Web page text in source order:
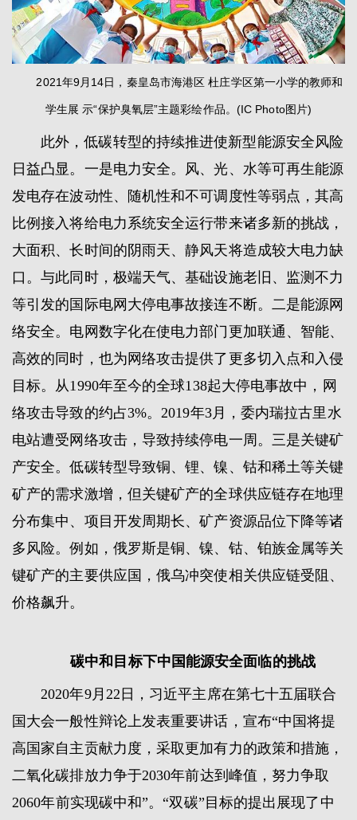
2021年9月14日，秦皇岛市海港区 杜庄学区第一小学的教师和
学生展 示“保护臭氧层”主题彩绘作品。(IC Photo图片)
此外，低碳转型的持续推进使新型能源安全风险
日益凸显。一是电力安全。风、光、水等可再生能源
发电存在波动性、随机性和不可调度性等弱点，其高
比例接入将给电力系统安全运行带来诸多新的挑战，
大面积、长时间的阴雨天、静风天将造成较大电力缺
口。与此同时，极端天气、基础设施老旧、监测不力
等引发的国际电网大停电事故接连不断。二是能源网
络安全。电网数字化在使电力部门更加联通、智能、
高效的同时，也为网络攻击提供了更多切入点和入侵
目标。从1990年至今的全球138起大停电事故中，网
络攻击导致的约占3%。2019年3月，委内瑞拉古里水
电站遭受网络攻击，导致持续停电一周。三是关键矿
产安全。低碳转型导致铜、锂、镍、钴和稀土等关键
矿产的需求激增，但关键矿产的全球供应链存在地理
分布集中、项目开发周期长、矿产资源品位下降等诸
多风险。例如，俄罗斯是铜、镍、钴、铂族金属等关
键矿产的主要供应国，俄乌冲突使相关供应链受阻、
价格飙升。
碳中和目标下中国能源安全面临的挑战
2020年9月22日，习近平主席在第七十五届联合
国大会一般性辩论上发表重要讲话，宣布“中国将提
高国家自主贡献力度，采取更加有力的政策和措施，
二氧化碳排放力争于2030年前达到峰值，努力争取
2060年前实现碳中和”。“双碳”目标的提出展现了中